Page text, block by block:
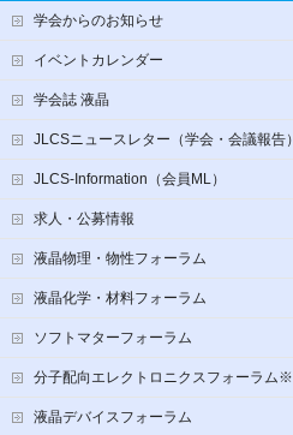
学会からのお知らせ
イベントカレンダー
学会誌 液晶
JLCSニュースレター（学会・会議報告）
JLCS-Information（会員ML）
求人・公募情報
液晶物理・物性フォーラム
液晶化学・材料フォーラム
ソフトマターフォーラム
分子配向エレクトロニクスフォーラム※
液晶デバイスフォーラム